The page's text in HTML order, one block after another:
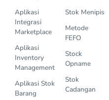
Aplikasi
Integrasi
Marketplace
Aplikasi
Inventory
Management
Aplikasi Stok
Barang
Stok Menipis
Metode
FEFO
Stock
Opname
Stok
Cadangan